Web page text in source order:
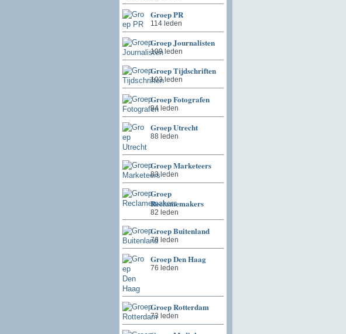
Groep PR
114 leden
Groep Journalisten
109 leden
Groep Tijdschriften
103 leden
Groep Fotografen
94 leden
Groep Utrecht
88 leden
Groep Marketeers
83 leden
Groep
Reclamemakers
82 leden
Groep Buitenland
76 leden
Groep Den Haag
76 leden
Groep Rotterdam
73 leden